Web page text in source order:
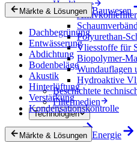
Healthcare
Aktivkohlefilter
Polyurethan-
Vliesstoffe für
Biopolymer-
Wundauflagen
Hydroaktive
Beschichtete
Filtermedien
Technologien
Technologien
Märkte & Lösungen Bauwesen
Dachbegrünung
Entwässerung
Abdichtung
Bodenbeläge
Akustik
Hinterlüftung
Verstärkung
Kondensationskontrolle
Märkte & Lösungen Energie